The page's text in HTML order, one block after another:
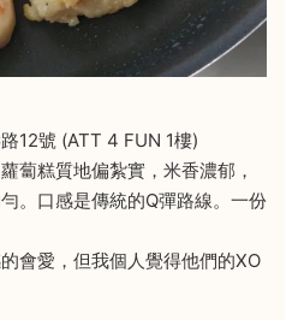
12號 (ATT 4 FUN 1樓)
蔔糕質地偏紮實，米香濃郁，
。口感是傳統的Q彈路線。一份
會愛，但我個人覺得他們的XO